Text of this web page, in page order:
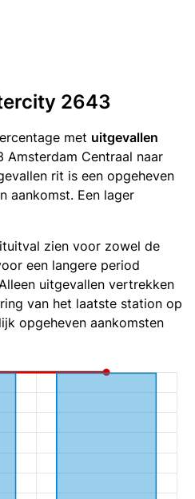
2643
met uitgevallen
Centraal naar
rit is een opgeheven
aankomst. Een lager
zien voor zowel de
een langere period
uitgevallen vertrekken
van het laatste station op
opgeheven aankomsten